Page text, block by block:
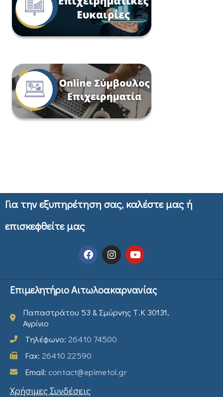
Για την εξυπηρέτηση σας, καλέστε μας ή
επισκεφθείτε μας
Επιμελητήριο Αιτωλοακαρνανίας
Παπαστράτου 53 & Σμύρνης Τ.Κ 30131,
Αγρίνιο
Τηλέφωνο: 26410 74500
Fax: 26410 22590
Email: contact@epimetol.gr
Χρήσιμες Συνδέσεις